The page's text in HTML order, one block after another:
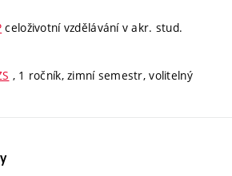
celoživotní vzdělávání v akr. stud.
, 1 ročník, zimní semestr, volitelný